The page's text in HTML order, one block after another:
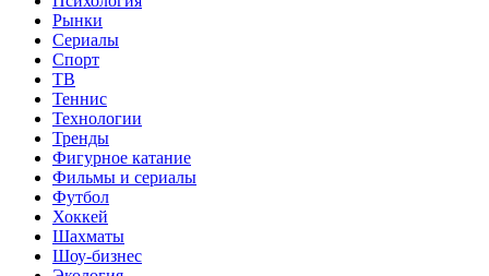
Рынки
Сериалы
Спорт
ТВ
Теннис
Технологии
Тренды
Фигурное катание
Фильмы и сериалы
Футбол
Хоккей
Шахматы
Шоу-бизнес